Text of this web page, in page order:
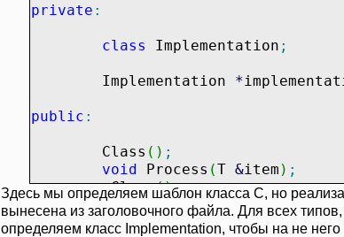
private :
class Implementation ;
Implementation *
public :
Class ( ) ;
void Process (T &item ) ;
~Class();
};
Здесь мы определяем шаблон класса C, но
вынесена из заголовочного файла. Для всех
определяем класс Implementation, чтобы на не